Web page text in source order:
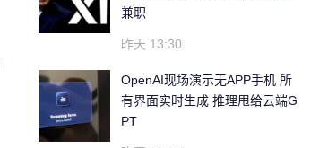
兼职
昨天 13:30
OpenAI现场演示无APP手机 所
有界面实时生成 推理甩给云端G
PT